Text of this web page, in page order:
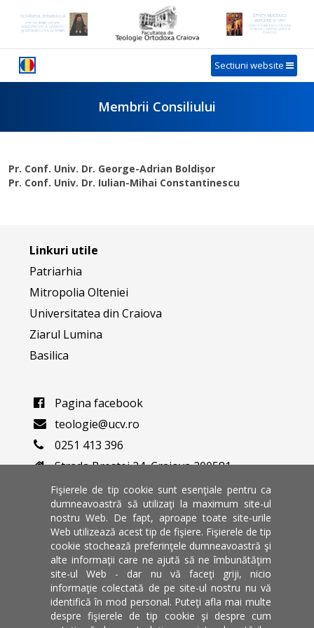
Sectiuni website
Membrii Consiliului
Pr. Conf. Univ. Dr. George-Adrian Boldișor
Pr. Conf. Univ. Dr. Iulian-Mihai Constantinescu
Fişierele de tip cookie sunt esenţiale pentru ca
dumneavoastră să utilizaţi la maximum site-ul
nostru Web. De fapt, aproape toate site-urile
Web utilizează acest tip de fişiere. Fişierele de tip
cookie stochează preferinţele dumneavoastră şi
alte informaţii care ne ajută să ne îmbunătăţim
site-ul Web - dar nu vă faceţi griji, nicio
informaţie colectată de pe site-ul nostru nu vă
identifică în mod personal. Puteţi afla mai multe
despre fişierele de tip cookie şi despre cum
Linkuri utile
Patriarhia
Mitropolia Olteniei
Universitatea din Craiova
Ziarul Lumina
Basilica
Pagina facebook
teologie@ucv.ro
0251 413 396
Strada Brestei 24, Craiova 200581
Varianta veche a website-ului
Universitate de stat din Craiova
Dolj, Romania